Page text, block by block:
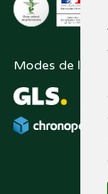
Modes de